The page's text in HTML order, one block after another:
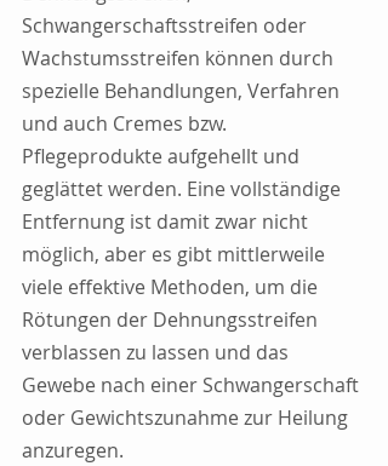
Schwangerschaftsstreifen oder
Wachstumsstreifen können durch
spezielle Behandlungen, Verfahren
und auch Cremes bzw.
Pflegeprodukte aufgehellt und
geglättet werden. Eine vollständige
Entfernung ist damit zwar nicht
möglich, aber es gibt mittlerweile
viele effektive Methoden, um die
Rötungen der Dehnungsstreifen
verblassen zu lassen und das
Gewebe nach einer Schwangerschaft
oder Gewichtszunahme zur Heilung
anzuregen.